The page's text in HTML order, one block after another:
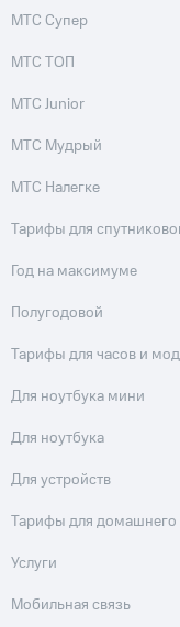
МТС Супер
МТС ТОП
МТС Junior
МТС Мудрый
МТС Налегке
Тарифы для
Год на максимуме
Полугодовой
Тарифы для часов и
Для ноутбука мини
Для ноутбука
Для устройств
Тарифы для домашнего
Услуги
Мобильная связь